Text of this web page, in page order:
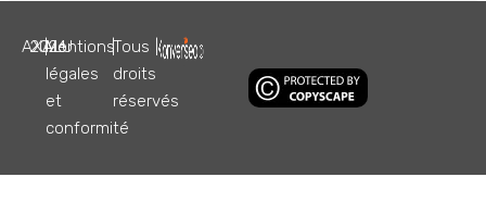
AXALU
2026
|Mentions
légales
et
conformité
|Tous
droits
réservés
|